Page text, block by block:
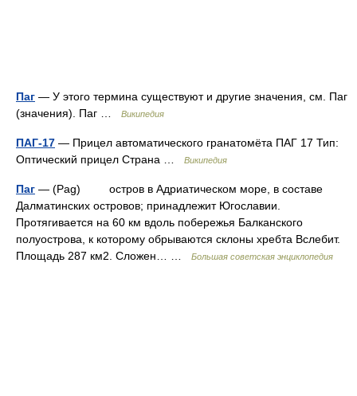
Паг — У этого термина существуют и другие значения, см. Паг
(значения). Паг …
Википедия
ПАГ-17 — Прицел автоматического гранатомёта ПАГ 17 Тип:
Оптический прицел Страна …
Википедия
Паг — (Pag) остров в Адриатическом море, в составе
Далматинских островов; принадлежит Югославии.
Протягивается на 60 км вдоль побережья Балканского
полуострова, к которому обрываются склоны хребта Вслебит.
Площадь 287 км2. Сложен… …
Большая советская энциклопедия